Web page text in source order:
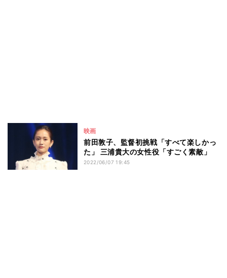
映画
前田敦子、監督初挑戦「すべて楽しかっ
た」 三浦貴大の女性役「すごく素敵」
2022/06/07 19:45